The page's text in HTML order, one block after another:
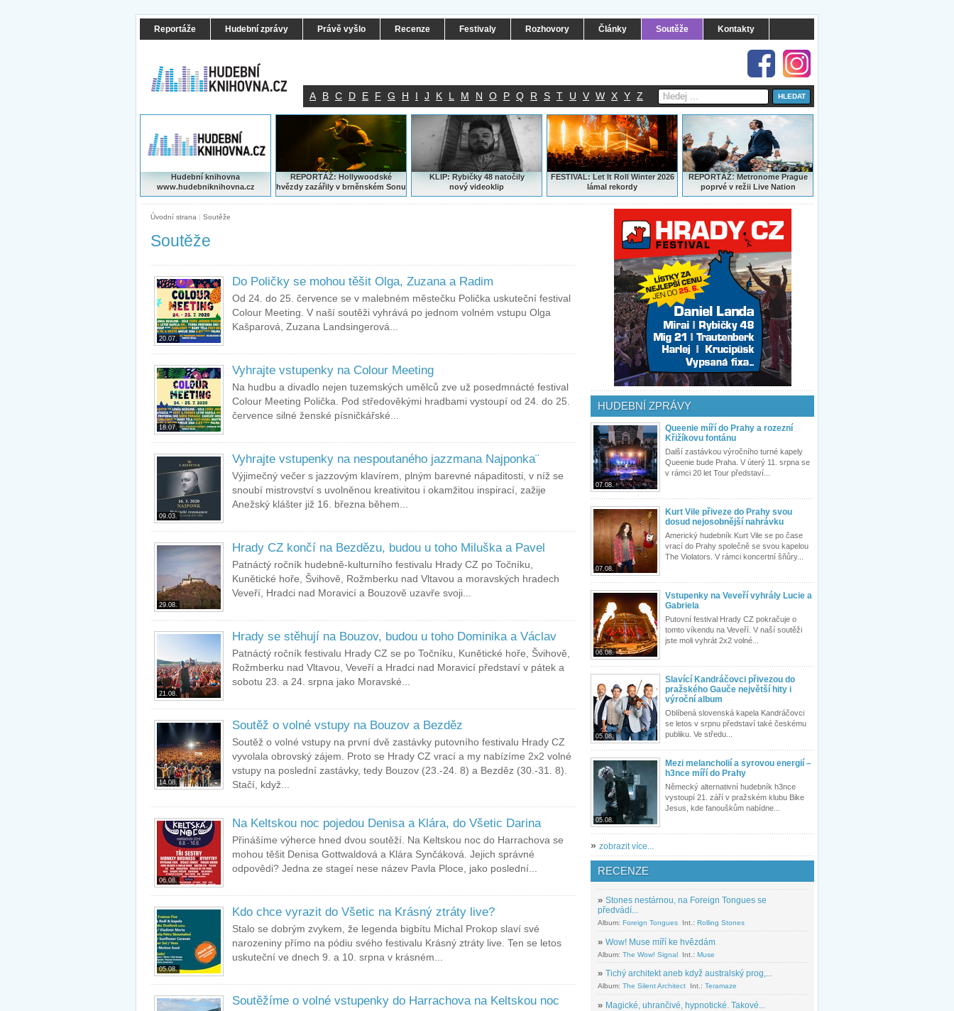
Reportáže Hudební zprávy Právě vyšlo Recenze Festivaly Rozhovory Články Soutěže Kontakty
A B C D E F G H I J K L M N O P Q R S T U V W X Y Z
Hudební knihovna
www.hudebniknihovna.cz
REPORTÁŽ: Hollywoodské
hvězdy zazářily v brněnském Sonu
KLIP: Rybičky 48 natočily
nový videoklip
FESTIVAL: Let It Roll Winter 2026
lámal rekordy
REPORTÁŽ:Metronome Prague
poprvé v režii Live Nation
Úvodní strana | Soutěže
Soutěže
20.07.
Do Poličky se mohou těšit Olga, Zuzana a Radim
Od 24. do 25. července se v malebném městečku Polička uskuteční festival
Colour Meeting. V naší soutěži vyhrává po jednom volném vstupu Olga
Kašparová, Zuzana Landsingerová...
18.07.
Vyhrajte vstupenky na Colour Meeting
Na hudbu a divadlo nejen tuzemských umělců zve už posedmnácté festival
Colour Meeting Polička. Pod středověkými hradbami vystoupí od 24. do 25.
července silné ženské písničkářské...
09.03.
Vyhrajte vstupenky na nespoutaného jazzmana Najponka¨
Výjimečný večer s jazzovým klavírem, plným barevné nápaditosti, v níž se
snoubí mistrovství s uvolněnou kreativitou i okamžitou inspirací, zažije
Anežský klášter již 16. března během...
29.08.
Hrady CZ končí na Bezdězu, budou u toho Miluška a Pavel
Patnáctý ročník hudebně-kulturního festivalu Hrady CZ po Točníku,
Kunětické hoře, Švihově, Rožmberku nad Vltavou a moravských hradech
Veveří, Hradci nad Moravicí a Bouzově uzavře svoji...
21.08.
Hrady se stěhují na Bouzov, budou u toho Dominika a Václav
Patnáctý ročník festivalu Hrady CZ se po Točníku, Kunětické hoře, Švihově,
Rožmberku nad Vltavou, Veveří a Hradci nad Moravicí představí v pátek a
sobotu 23. a 24. srpna jako Moravské...
14.08.
Soutěž o volné vstupy na Bouzov a Bezděz
Soutěž o volné vstupy na první dvě zastávky putovního festivalu Hrady CZ
vyvolala obrovský zájem. Proto se Hrady CZ vrací a my nabízíme 2x2 volné
vstupy na poslední zastávky, tedy Bouzov (23.-24. 8) a Bezděz (30.-31. 8).
Stačí, když...
06.08.
Na Keltskou noc pojedou Denisa a Klára, do Všetic Darina
Přinášíme výherce hned dvou soutěží. Na Keltskou noc do Harrachova se
mohou těšit Denisa Gottwaldová a Klára Synčáková. Jejich správné
odpovědi? Jedna ze stageí nese název Pavla Ploce, jako poslední...
05.08.
Kdo chce vyrazit do Všetic na Krásný ztráty live?
Stalo se dobrým zvykem, že legenda bigbítu Michal Prokop slaví své
narozeniny přímo na pódiu svého festivalu Krásný ztráty live. Ten se letos
uskuteční ve dnech 9. a 10. srpna v krásném...
Soutěžíme o volné vstupenky do Harrachova na Keltskou noc
HUDEBNÍ ZPRÁVY
07.08.
Queenie míří do Prahy a rozezní
Křižíkovu fontánu
Další zastávkou výročního turné kapely
Queenie bude Praha. V úterý 11. srpna se
v rámci 20 let Tour představí...
07.08.
Kurt Vile přiveze do Prahy svou
dosud nejosobnější nahrávku
Americký hudebník Kurt Vile se po čase
vrací do Prahy společně se svou kapelou
The Violators. V rámci koncertní šňůry...
06.08.
Vstupenky na Veveří vyhrály Lucie a
Gabriela
Putovní festival Hrady CZ pokračuje o
tomto víkendu na Veveří. V naší soutěži
jste moli vyhrát 2x2 volné...
05.08.
Slavící Kandráčovci přivezou do
pražského Gauče největší hity i
výroční album
Oblíbená slovenská kapela Kandráčovci
se letos v srpnu představí také českému
publiku. Ve středu...
05.08.
Mezi melancholií a syrovou energií –
h3nce míří do Prahy
Německý alternativní hudebník h3nce
vystoupí 21. září v pražském klubu Bike
Jesus, kde fanouškům nabídne...
» zobrazit více...
RECENZE
» Stones nestárnou, na Foreign Tongues se
předvádí...
Album: Foreign Tongues Int.: Rolling Stones
» Wow! Muse míří ke hvězdám
Album: The Wow! Signal Int.: Muse
» Tichý architekt aneb když australský prog,...
Album: The Silent Architect Int.: Teramaze
» Magické, uhrančivé, hypnotické. Takové...